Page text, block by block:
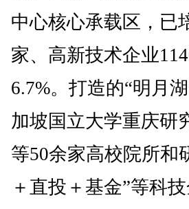
中心核心承载区，已
家、高新技术企业
6.7%。打造的“明月
加坡国立大学重庆研
等50余家高校院所和
＋直投＋基金”等科